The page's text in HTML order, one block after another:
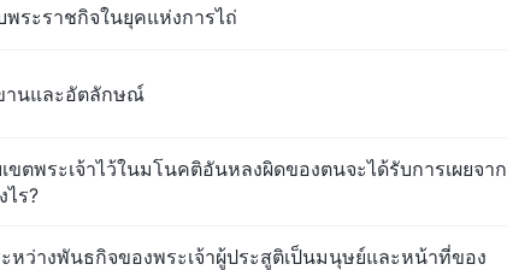
พระราชกิจในยุคแห่งการไถ่
านและอัตลักษณ์
ขตพระเจ้าไว้ในมโนคติอันหลงผิดของตนจะได้รับการเผยจาก
ไร?
หว่างพันธกิจของพระเจ้าผู้ประสูติเป็นมนุษย์และหน้าที่ของ